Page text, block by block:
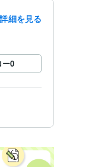
細を見る
ー0